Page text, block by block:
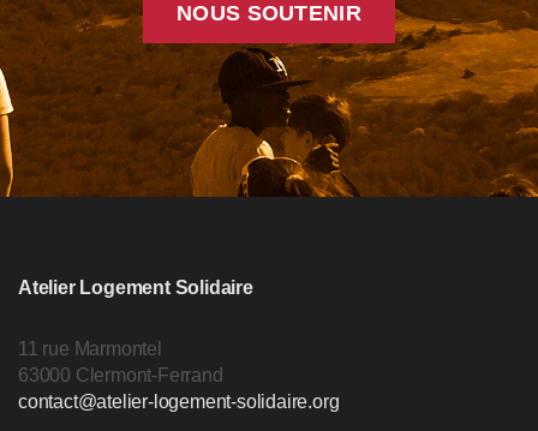
NOUS SOUTENIR
Atelier Logement Solidaire
11 rue Marmontel
63000 Clermont-Ferrand
contact@atelier-logement-solidaire.org